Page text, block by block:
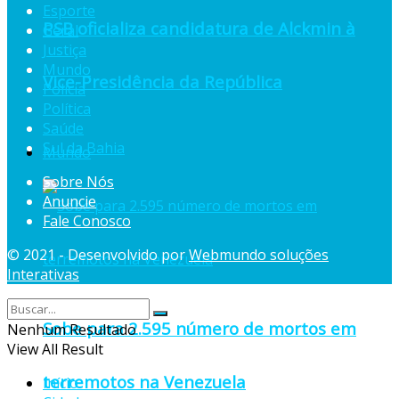
PSB oficializa candidatura de Alckmin à
Vice-Presidência da República
Mundo
Sobe para 2.595 número de mortos em
terremotos na Venezuela
Esporte
Geral
Justiça
Mundo
Polícia
Política
Saúde
Sul da Bahia
Sobre Nós
Anuncie
Fale Conosco
© 2021 - Desenvolvido porWebmundo soluções
Interativas
Nenhum Resultado
View All Result
Início